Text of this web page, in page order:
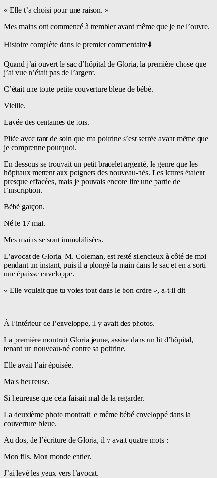
« Elle t’a choisi pour une raison. »
Mes mains ont commencé à trembler avant même que je ne l’ouvre.
Histoire complète dans le premier commentaire⬇️
Quand j’ai ouvert le sac d’hôpital de Gloria, la première chose que
j’ai vue n’était pas de l’argent.
C’était une toute petite couverture bleue de bébé.
Vieille.
Lavée des centaines de fois.
Pliée avec tant de soin que ma poitrine s’est serrée avant même que
je comprenne pourquoi.
En dessous se trouvait un petit bracelet argenté, le genre que les
hôpitaux mettent aux poignets des nouveau-nés. Les lettres étaient
presque effacées, mais je pouvais encore lire une partie de
l’inscription.
Bébé garçon.
Né le 17 mai.
Mes mains se sont immobilisées.
L’avocat de Gloria, M. Coleman, est resté silencieux à côté de moi
pendant un instant, puis il a plongé la main dans le sac et en a sorti
une épaisse enveloppe.
« Elle voulait que tu voies tout dans le bon ordre », a-t-il dit.
À l’intérieur de l’enveloppe, il y avait des photos.
La première montrait Gloria jeune, assise dans un lit d’hôpital,
tenant un nouveau-né contre sa poitrine.
Elle avait l’air épuisée.
Mais heureuse.
Si heureuse que cela faisait mal de la regarder.
La deuxième photo montrait le même bébé enveloppé dans la
couverture bleue.
Au dos, de l’écriture de Gloria, il y avait quatre mots :
Mon fils. Mon monde entier.
J’ai levé les yeux vers l’avocat.